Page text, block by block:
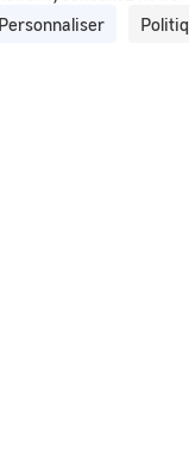
Personnaliser
Lire l'article